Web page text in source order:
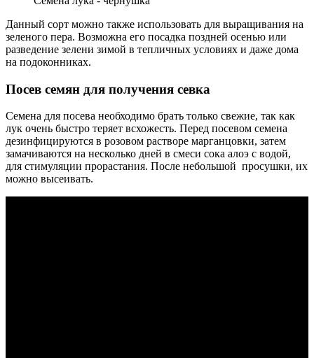
Данный сорт можно также использовать для выращивания на
зеленого пера. Возможна его посадка поздней осенью или
разведение зелени зимой в тепличных условиях и даже дома
на подоконниках.
Посев семян для получения севка
Семена для посева необходимо брать только свежие, так как
лук очень быстро теряет всхожесть. Перед посевом семена
дезинфицируются в розовом растворе марганцовки, затем
замачиваются на несколько дней в смеси сока алоэ с водой,
для стимуляции прорастания. После небольшой просушки, их
можно высеивать.